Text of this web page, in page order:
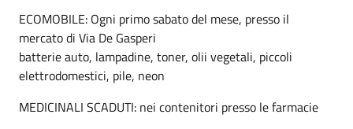
ECOMOBILE: Ogni primo sabato del mese, presso il
mercato di Via De Gasperi
batterie auto, lampadine, toner, olii vegetali, piccoli
elettrodomestici, pile, neon
MEDICINALI SCADUTI: nei contenitori presso le farmacie